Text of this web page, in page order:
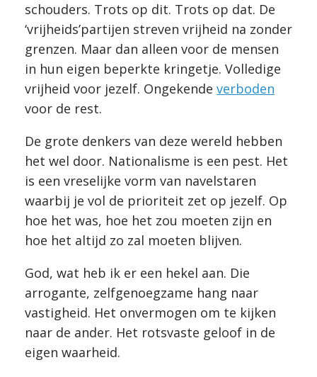
schouders. Trots op dit. Trots op dat. De
‘vrijheids’partijen streven vrijheid na zonder
grenzen. Maar dan alleen voor de mensen
in hun eigen beperkte kringetje. Volledige
vrijheid voor jezelf. Ongekende verboden
voor de rest.
De grote denkers van deze wereld hebben
het wel door. Nationalisme is een pest. Het
is een vreselijke vorm van navelstaren
waarbij je vol de prioriteit zet op jezelf. Op
hoe het was, hoe het zou moeten zijn en
hoe het altijd zo zal moeten blijven.
God, wat heb ik er een hekel aan. Die
arrogante, zelfgenoegzame hang naar
vastigheid. Het onvermogen om te kijken
naar de ander. Het rotsvaste geloof in de
eigen waarheid.